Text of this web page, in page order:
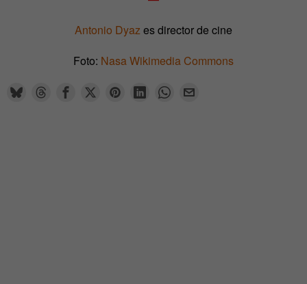
Antonio Dyazes director de cine
Foto: Nasa Wikimedia Commons